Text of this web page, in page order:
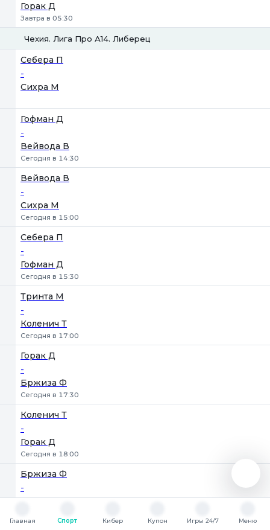
Горак Д
Завтра в 05:30
Чехия. Лига Про А14. Либерец
Себера П
-
Сихра М
Гофман Д
-
Вейвода В
Сегодня в 14:30
Вейвода В
-
Сихра М
Сегодня в 15:00
Себера П
-
Гофман Д
Сегодня в 15:30
Тринта М
-
Коленич Т
Сегодня в 17:00
Горак Д
-
Бржиза Ф
Сегодня в 17:30
Коленич Т
-
Горак Д
Сегодня в 18:00
Бржиза Ф
-
Тринта М
Главная
Спорт
Кибер
Купон
Игры 24/7
Меню